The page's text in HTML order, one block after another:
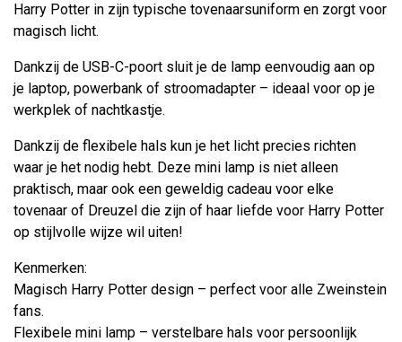
Harry Potter in zijn typische tovenaarsuniform en zorgt voor
magisch licht.
Dankzij de USB-C-poort sluit je de lamp eenvoudig aan op
je laptop, powerbank of stroomadapter – ideaal voor op je
werkplek of nachtkastje.
Dankzij de flexibele hals kun je het licht precies richten
waar je het nodig hebt. Deze mini lamp is niet alleen
praktisch, maar ook een geweldig cadeau voor elke
tovenaar of Dreuzel die zijn of haar liefde voor Harry Potter
op stijlvolle wijze wil uiten!
Kenmerken:
Magisch Harry Potter design – perfect voor alle Zweinstein
fans.
Flexibele mini lamp – verstelbare hals voor persoonlijk